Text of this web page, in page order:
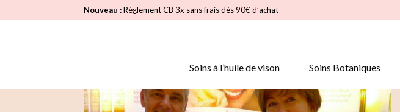
Nouveau :Règlement CB 3x sans frais dès 90€ d’achat
Soins à l’huile de vison Soins Botaniques